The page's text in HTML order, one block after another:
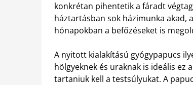
konkrétan pihentetik a fáradt
háztartásban sok házimunka akad,
hónapokban a befőzéseket is
A nyitott kialakítású gyógypapucs
hölgyeknek és uraknak is ideális ez
tartaniuk kell a testsúlyukat. A